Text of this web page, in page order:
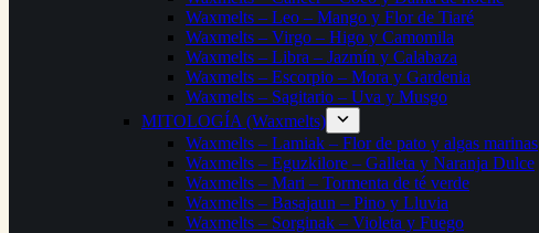
Waxmelts – Leo – Mango y Flor de Tiaré
Waxmelts – Virgo – Higo y Camomila
Waxmelts – Libra – Jazmín y Calabaza
Waxmelts – Escorpio – Mora y Gardenia
Waxmelts – Sagitario – Uva y Musgo
MITOLOGÍA (Waxmelts)
Waxmelts – Lamiak – Flor de pato y algas marinas
Waxmelts – Eguzkilore – Galleta y Naranja Dulce
Waxmelts – Mari – Tormenta de té verde
Waxmelts – Basajaun – Pino y Lluvia
Waxmelts – Sorginak – Violeta y Fuego